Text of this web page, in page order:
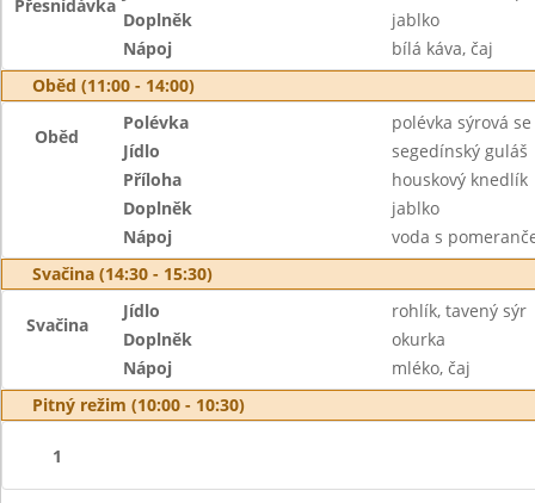
Přesnídávka
Doplněk
jablko
Nápoj
bílá káva, čaj
Oběd (11:00 - 14:00)
Oběd
Polévka
polévka sýrová
Jídlo
segedínský guláš
Příloha
houskový knedlík
Doplněk
jablko
Nápoj
voda s
Svačina (14:30 - 15:30)
Svačina
Jídlo
rohlík, tavený sýr
Doplněk
okurka
Nápoj
mléko, čaj
Pitný režim (10:00 - 10:30)
1